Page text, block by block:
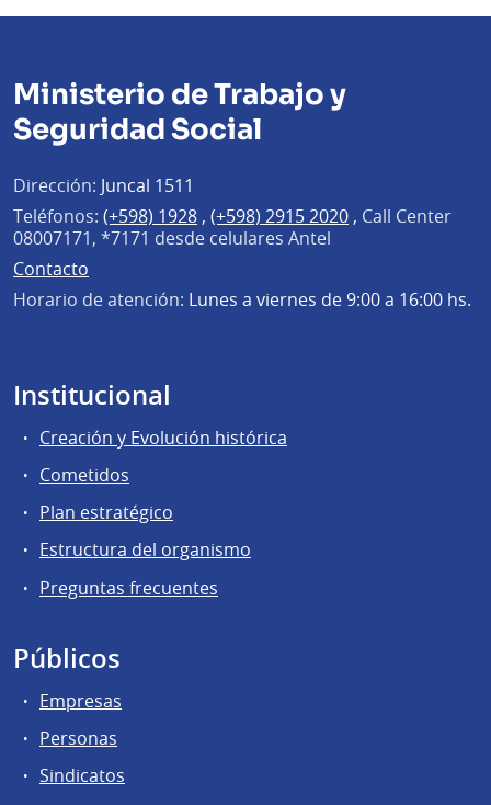
Ministerio de Trabajo y
Seguridad Social
Dirección: Juncal 1511
Teléfonos: (+598) 1928 , (+598) 2915 2020 , Call Center
08007171, *7171 desde celulares Antel
Contacto
Horario de atención: Lunes a viernes de 9:00 a 16:00 hs.
Institucional
Creación y Evolución histórica
Cometidos
Plan estratégico
Estructura del organismo
Preguntas frecuentes
Públicos
Empresas
Personas
Sindicatos